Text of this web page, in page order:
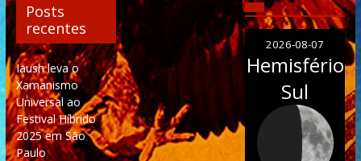
Posts
recentes
Iaush leva o
Xamanismo
Universal ao
Festival Híbrido
2025 em São
Paulo
2026-08-07
Hemisfério
Sul